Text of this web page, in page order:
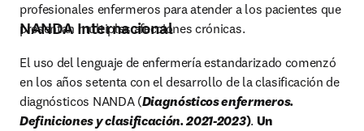
profesionales enfermeros para atender a los pacientes que
presentan múltiples afecciones crónicas.
NANDA Internacional
El uso del lenguaje de enfermería estandarizado comenzó
en los años setenta con el desarrollo de la clasificación de
diagnósticos NANDA (Diagnósticos enfermeros.
Definiciones y clasificación. 2021-2023). Un